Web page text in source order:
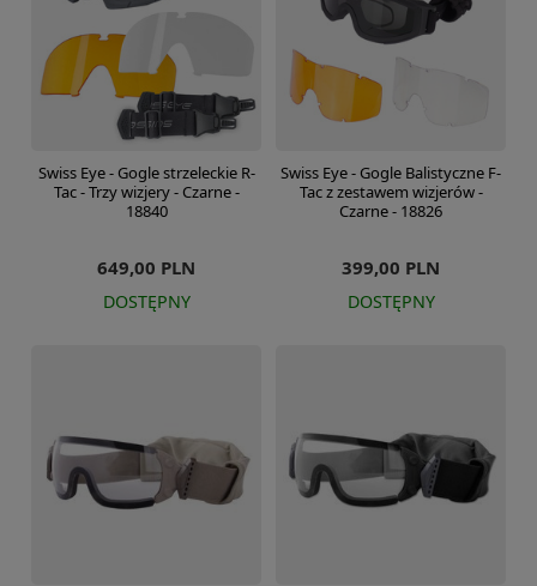
Swiss Eye - Gogle strzeleckie R-
Tac - Trzy wizjery - Czarne -
18840
649,00 PLN
DOSTĘPNY
Swiss Eye - Gogle Balistyczne F-
Tac z zestawem wizjerów -
Czarne - 18826
399,00 PLN
DOSTĘPNY